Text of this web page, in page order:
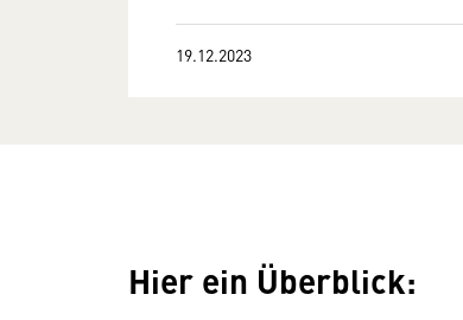
19.12.2023
Hier ein Überblick: